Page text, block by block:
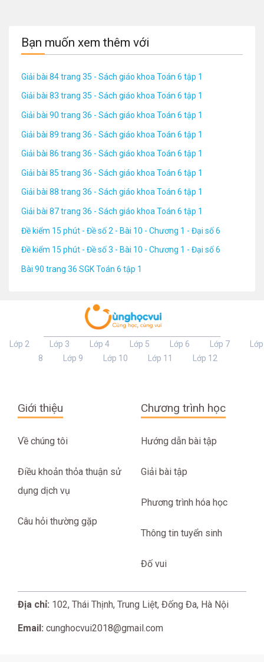
Bạn muốn xem thêm với
Giải bài 84 trang 35 - Sách giáo khoa Toán 6 tập 1
Giải bài 83 trang 35 - Sách giáo khoa Toán 6 tập 1
Giải bài 90 trang 36 - Sách giáo khoa Toán 6 tập 1
Giải bài 89 trang 36 - Sách giáo khoa Toán 6 tập 1
Giải bài 86 trang 36 - Sách giáo khoa Toán 6 tập 1
Giải bài 85 trang 36 - Sách giáo khoa Toán 6 tập 1
Giải bài 88 trang 36 - Sách giáo khoa Toán 6 tập 1
Giải bài 87 trang 36 - Sách giáo khoa Toán 6 tập 1
Đề kiểm 15 phút - Đề số 2 - Bài 10 - Chương 1 - Đại số 6
Đề kiểm 15 phút - Đề số 3 - Bài 10 - Chương 1 - Đại số 6
Bài 90 trang 36 SGK Toán 6 tập 1
Lớp 2 Lớp 3 Lớp 4 Lớp 5 Lớp 6 Lớp 7
Lớp
8
Lớp 9 Lớp 10 Lớp 11 Lớp 12
Giới thiệu
Về chúng tôi
Điều khoản thỏa thuận sử
dụng dịch vụ
Câu hỏi thường gặp
Chương trình học
Hướng dẫn bài tập
Giải bài tập
Phương trình hóa học
Thông tin tuyển sinh
Đố vui
Địa chỉ: 102, Thái Thịnh, Trung Liệt, Đống Đa, Hà Nội
Email: cunghocvui2018@gmail.com